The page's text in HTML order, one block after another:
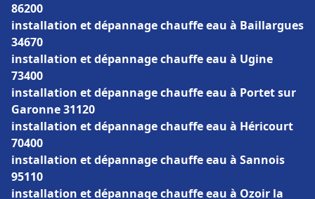
86200
installation et dépannage chauffe eau à Baillargues
34670
installation et dépannage chauffe eau à Ugine
73400
installation et dépannage chauffe eau à Portet sur
Garonne 31120
installation et dépannage chauffe eau à Héricourt
70400
installation et dépannage chauffe eau à Sannois
95110
installation et dépannage chauffe eau à Ozoir la